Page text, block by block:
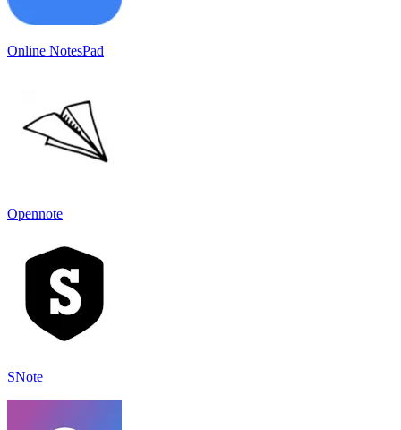
Online NotesPad
Opennote
SNote